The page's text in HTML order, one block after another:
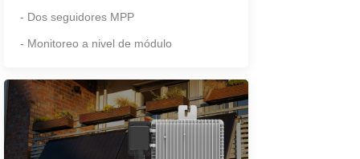
- Dos seguidores MPP
- Monitoreo a nivel de módulo